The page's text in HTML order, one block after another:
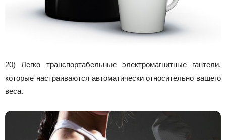
20) Легко транспортабельные электромагнитные гантели,
которые настраиваются автоматически относительно вашего
веса.